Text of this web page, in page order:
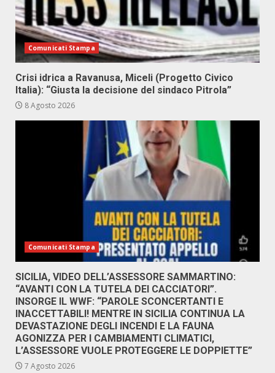
Comunicati Stampa
Crisi idrica a Ravanusa, Miceli (Progetto Civico
Italia): “Giusta la decisione del sindaco Pitrola”
8 Agosto 2026
Comunicati Stampa
SICILIA, VIDEO DELL’ASSESSORE SAMMARTINO:
“AVANTI CON LA TUTELA DEI CACCIATORI”.
INSORGE IL WWF: “PAROLE SCONCERTANTI E
INACCETTABILI! MENTRE IN SICILIA CONTINUA LA
DEVASTAZIONE DEGLI INCENDI E LA FAUNA
AGONIZZA PER I CAMBIAMENTI CLIMATICI,
L’ASSESSORE VUOLE PROTEGGERE LE DOPPIETTE”
7 Agosto 2026